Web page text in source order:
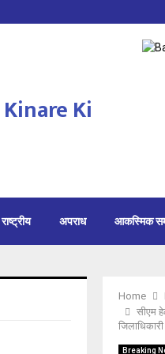
राष्ट्रीय अपराध आकस्मिक
Home
सीएम
जिलाधिकारी
Breaking